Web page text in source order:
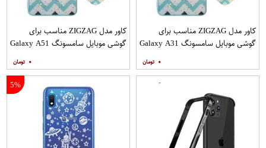
کاور مدل ZIGZAG مناسب برای
گوشی موبایل سامسونگ Galaxy A31
۰
کاور مدل ZIGZAG مناسب برای
گوشی موبایل سامسونگ Galaxy A51
۰
5%